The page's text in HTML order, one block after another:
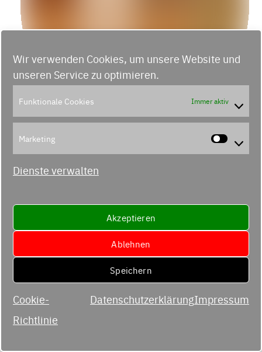
Wir verwenden Cookies, um unsere Website und
unseren Service zu optimieren.
Funktionale Cookies Immer aktiv
Marketing
Dienste verwalten
Akzeptieren
Ablehnen
Speichern
Cookie-
Richtlinie
DatenschutzerklärungImpressum